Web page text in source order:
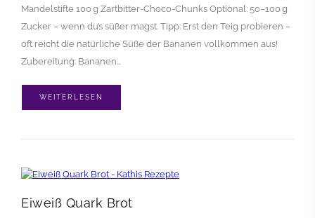
Mandelstifte 100 g Zartbitter-Choco-Chunks Optional: 50–100 g
Zucker – wenn du’s süßer magst. Tipp: Erst den Teig probieren –
oft reicht die natürliche Süße der Bananen vollkommen aus!
Zubereitung: Bananen…
WEITERLESEN
Eiweiß Quark Brot